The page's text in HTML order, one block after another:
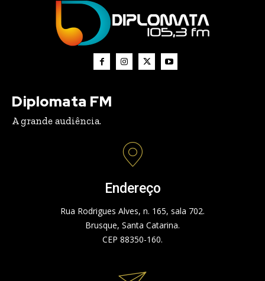
Diplomata FM
A grande audiência.
Endereço
Rua Rodrigues Alves, n. 165, sala 702.
Brusque, Santa Catarina.
CEP 88350-160.